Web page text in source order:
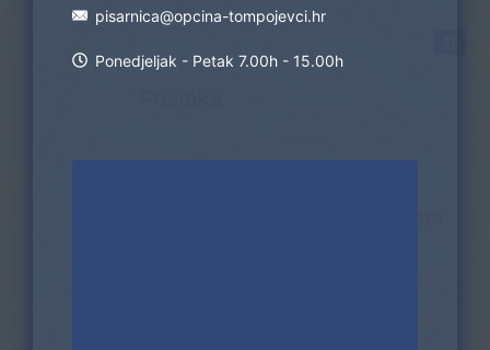
pisarnica@opcina-tompojevci.hr
Ponedjeljak - Petak 7.00h - 15.00h